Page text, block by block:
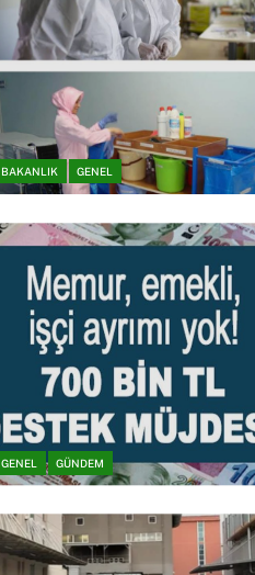
BAKANLIK GENEL
GENEL GÜNDEM